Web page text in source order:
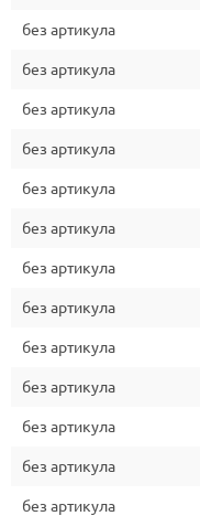
без артикула
без артикула
без артикула
без артикула
без артикула
без артикула
без артикула
без артикула
без артикула
без артикула
без артикула
без артикула
без артикула